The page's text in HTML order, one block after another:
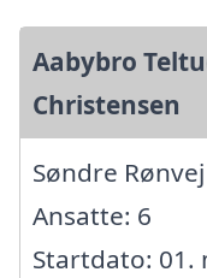
Aabybro
Christensen
Søndre
Ansatte: 6
Startdato: 01.